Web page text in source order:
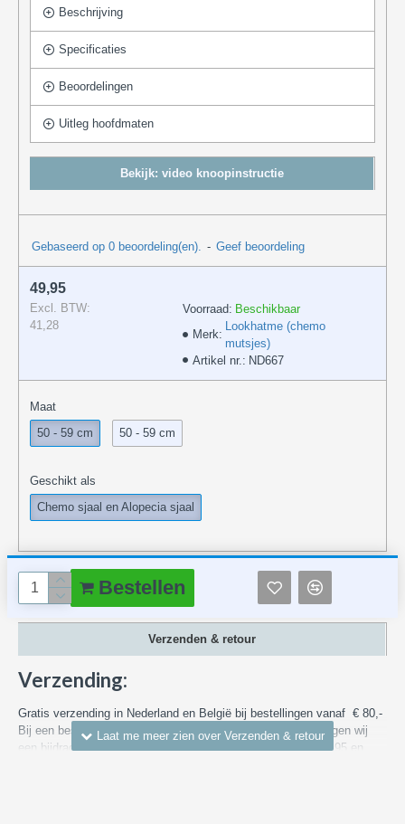
Beschrijving
Specificaties
Beoordelingen
Uitleg hoofdmaten
Bekijk: video knoopinstructie
Gebaseerd op 0 beoordeling(en). - Geef beoordeling
49,95
Excl. BTW:
41,28
Voorraad: Beschikbaar
Merk:
Lookhatme (chemo
mutsjes)
Artikel nr.: ND667
Maat
50 - 59 cm
50 - 59 cm
Geschikt als
Chemo sjaal en Alopecia sjaal
Bestellen
Verzenden & retour
Verzending:
Gratis verzending in Nederland en België bij bestellingen vanaf € 80,-
Bij een bestelling met een waarde van minder dan € 80,- vragen wij
een bijdrage in de bezorgkosten binnen Nederland vanaf € 4,95 en